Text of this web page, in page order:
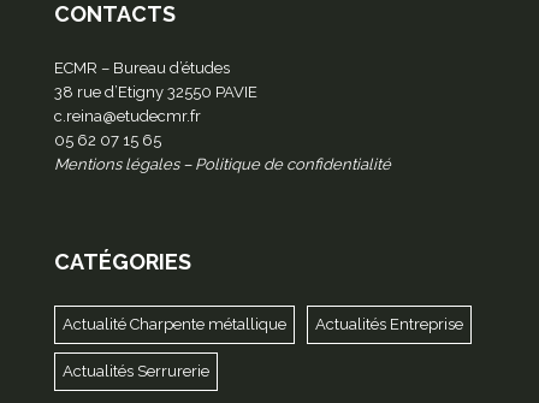
CONTACTS
ECMR – Bureau d’études
38 rue d’Etigny 32550 PAVIE
c.reina@etudecmr.fr
05 62 07 15 65
Mentions légales– Politique de confidentialité
CATÉGORIES
Actualité Charpente métallique Actualités Entreprise
Actualités Serrurerie